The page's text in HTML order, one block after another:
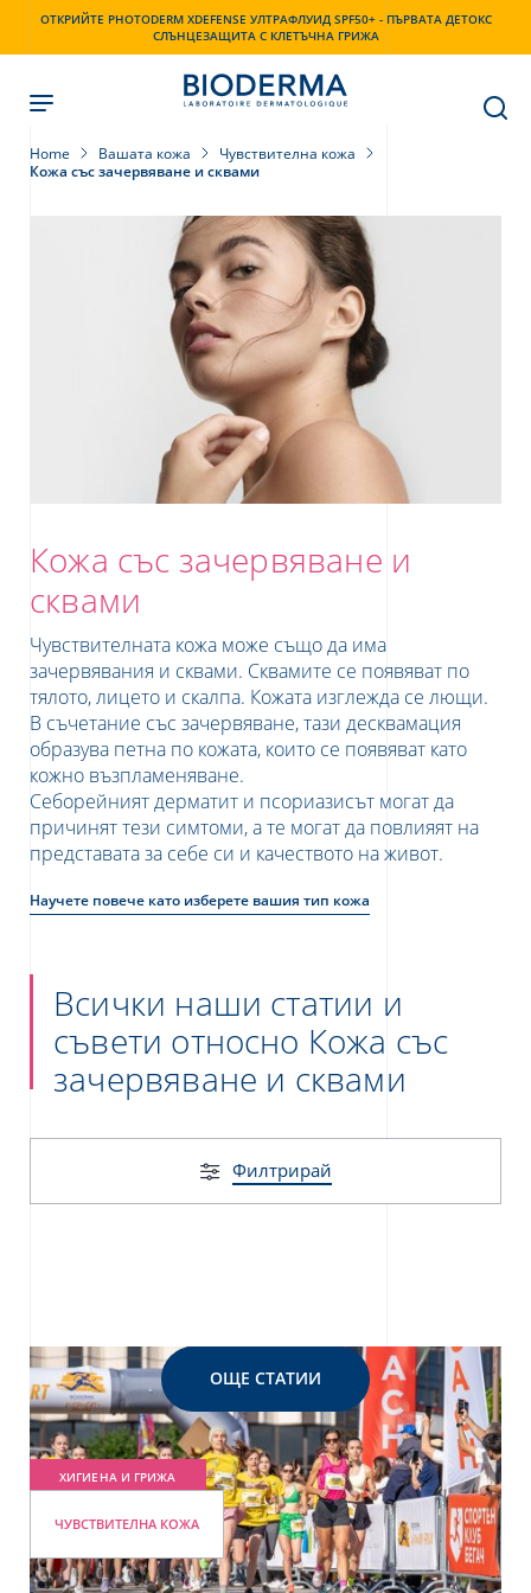
ОТКРИЙТЕ PHOTODERM XDEFENSE УЛТРАФЛУИД SPF50+ - ПЪРВАТА ДЕТОКС
СЛЪНЦЕЗАЩИТА С КЛЕТЪЧНА ГРИЖА
заповерителност на данните
Home Вашата кожа
Чувствителна кожа
Кожа със зачервяване и сквами
Кожа със зачервяване и
сквами
Чувствителната кожа може също да има
зачервявания и сквами. Сквамите се появяват по
тялото, лицето и скалпа. Кожата изглежда се лющи.
В съчетание със зачервяване, тази десквамация
образува петна по кожата, които се появяват като
кожно възпламеняване.
Себорейният дерматит и псориазисът могат да
причинят тези симтоми, а те могат да повлияят на
представата за себе си и качеството на живот.
Научете повече като изберете вашия тип кожа
Всички наши статии и
съвети относно Кожа със
зачервяване и сквами
Филтрирай
ОЩЕ СТАТИИ
ХИГИЕНА И ГРИЖА
ЧУВСТВИТЕЛНА КОЖА